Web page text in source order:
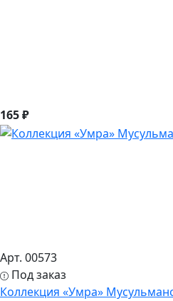
165 ₽
Арт. 00573
Под заказ
Коллекция «Умра»